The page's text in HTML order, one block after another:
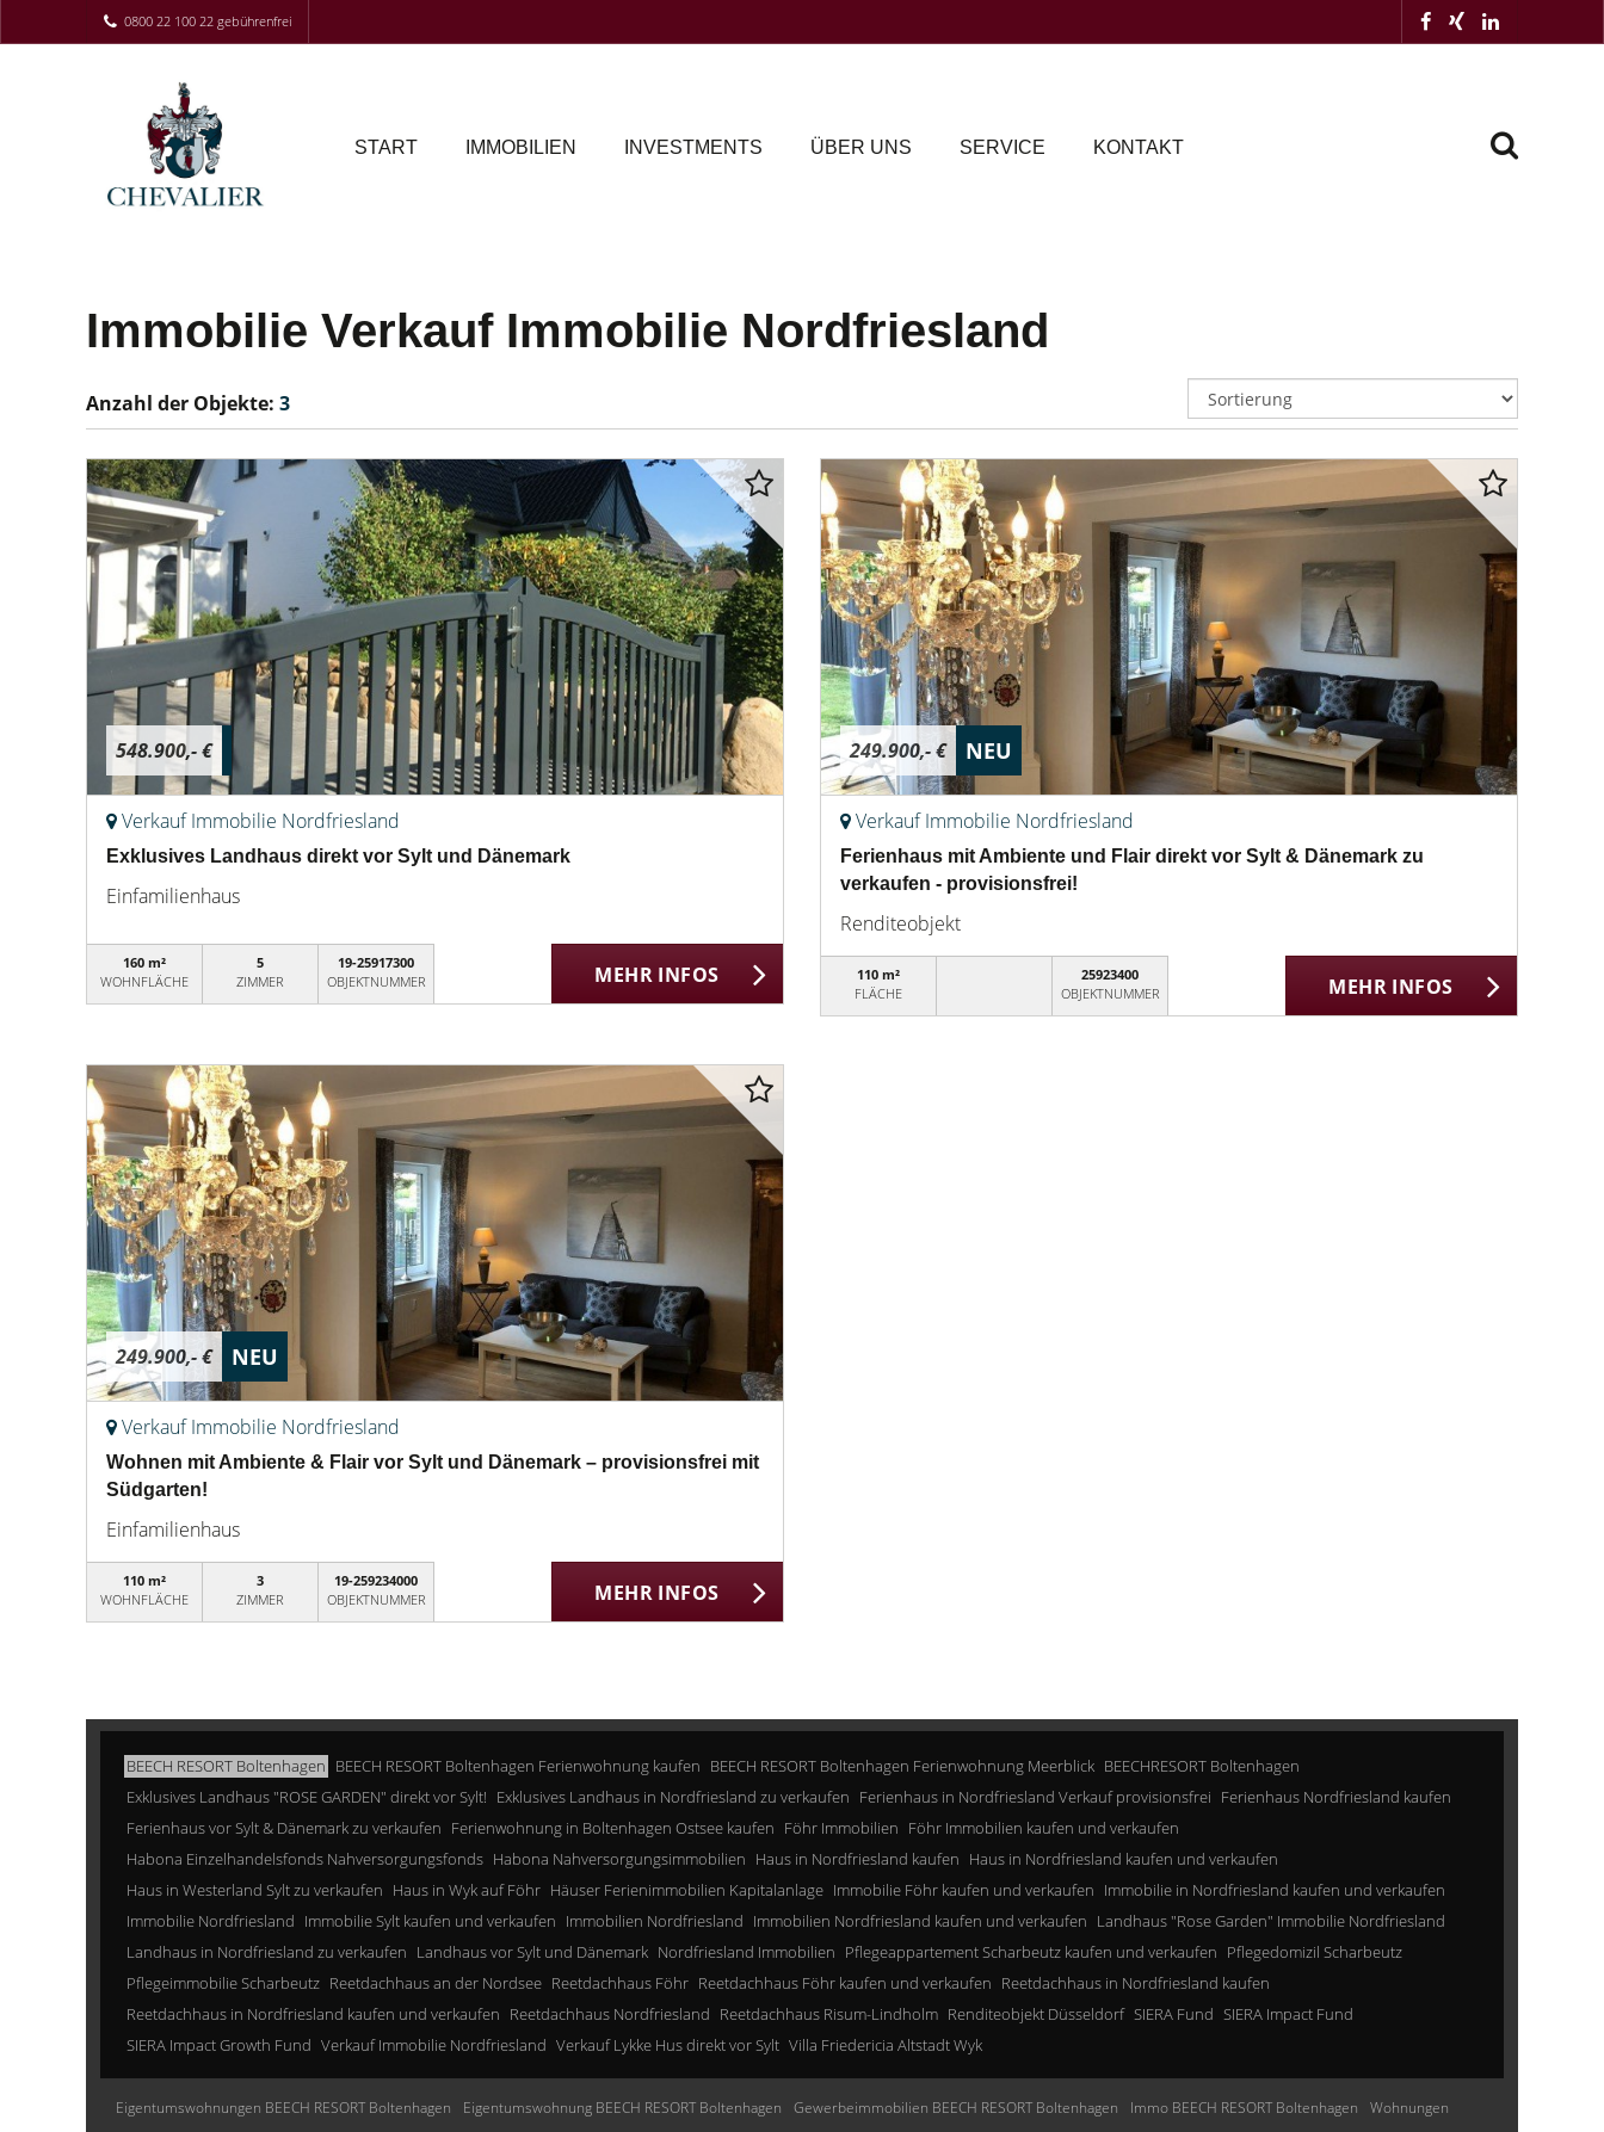
0800 22 100 22 gebührenfrei
START IMMOBILIEN INVESTMENTS ÜBER UNS SERVICE KONTAKT
Immobilie Verkauf Immobilie Nordfriesland
Anzahl der Objekte: 3
548.900,- €
Verkauf Immobilie Nordfriesland
Exklusives Landhaus direkt vor Sylt und Dänemark
Einfamilienhaus
160 m²
WOHNFLÄCHE
5
ZIMMER
19-25917300
OBJEKTNUMMER
MEHR INFOS
249.900,- € NEU
Verkauf Immobilie Nordfriesland
Ferienhaus mit Ambiente und Flair direkt vor Sylt & Dänemark zu
verkaufen - provisionsfrei!
Renditeobjekt
110 m²
FLÄCHE
25923400
OBJEKTNUMMER
MEHR INFOS
249.900,- € NEU
Verkauf Immobilie Nordfriesland
Wohnen mit Ambiente & Flair vor Sylt und Dänemark – provisionsfrei mit
Südgarten!
Einfamilienhaus
110 m²
WOHNFLÄCHE
3
ZIMMER
19-259234000
OBJEKTNUMMER
MEHR INFOS
BEECH RESORT Boltenhagen BEECH RESORT Boltenhagen Ferienwohnung kaufen BEECH RESORT Boltenhagen Ferienwohnung Meerblick BEECHRESORT Boltenhagen
Exklusives Landhaus "ROSE GARDEN" direkt vor Sylt! Exklusives Landhaus in Nordfriesland zu verkaufen Ferienhaus in Nordfriesland Verkauf provisionsfrei Ferienhaus Nordfriesland kaufen
Ferienhaus vor Sylt & Dänemark zu verkaufen Ferienwohnung in Boltenhagen Ostsee kaufen Föhr Immobilien Föhr Immobilien kaufen und verkaufen
Habona Einzelhandelsfonds Nahversorgungsfonds Habona Nahversorgungsimmobilien Haus in Nordfriesland kaufen Haus in Nordfriesland kaufen und verkaufen
Haus in Westerland Sylt zu verkaufen Haus in Wyk auf Föhr Häuser Ferienimmobilien Kapitalanlage Immobilie Föhr kaufen und verkaufen Immobilie in Nordfriesland kaufen und verkaufen
Immobilie Nordfriesland Immobilie Sylt kaufen und verkaufen Immobilien Nordfriesland Immobilien Nordfriesland kaufen und verkaufen Landhaus "Rose Garden" Immobilie Nordfriesland
Landhaus in Nordfriesland zu verkaufen Landhaus vor Sylt und Dänemark Nordfriesland Immobilien Pflegeappartement Scharbeutz kaufen und verkaufen Pflegedomizil Scharbeutz
Pflegeimmobilie Scharbeutz Reetdachhaus an der Nordsee Reetdachhaus Föhr Reetdachhaus Föhr kaufen und verkaufen Reetdachhaus in Nordfriesland kaufen
Reetdachhaus in Nordfriesland kaufen und verkaufen Reetdachhaus Nordfriesland Reetdachhaus Risum-Lindholm Renditeobjekt Düsseldorf SIERA Fund SIERA Impact Fund
SIERA Impact Growth Fund Verkauf Immobilie Nordfriesland Verkauf Lykke Hus direkt vor Sylt Villa Friedericia Altstadt Wyk
Eigentumswohnungen BEECH RESORT Boltenhagen Eigentumswohnung BEECH RESORT Boltenhagen Gewerbeimmobilien BEECH RESORT Boltenhagen Immo BEECH RESORT Boltenhagen
Wohnungen